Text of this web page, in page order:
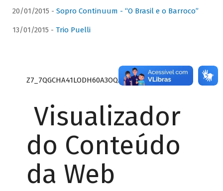
20/01/2015 - Sopro Continuum - “O Brasil e o Barroco”
13/01/2015 - Trio Puelli
Z7_7QGCHA41LODH60A3OQA8RN1415
Visualizador
do Conteúdo
da Web